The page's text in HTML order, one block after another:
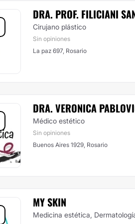
DRA. PROF. FILICIANI
Cirujano plástico
Sin opiniones
La paz 697, Rosario
DRA. VERONICA
Médico estético
Sin opiniones
Buenos Aires 1929, Rosario
MY SKIN
Medicina estética,